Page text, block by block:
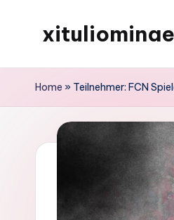
Home » Teilnehmer: FCN